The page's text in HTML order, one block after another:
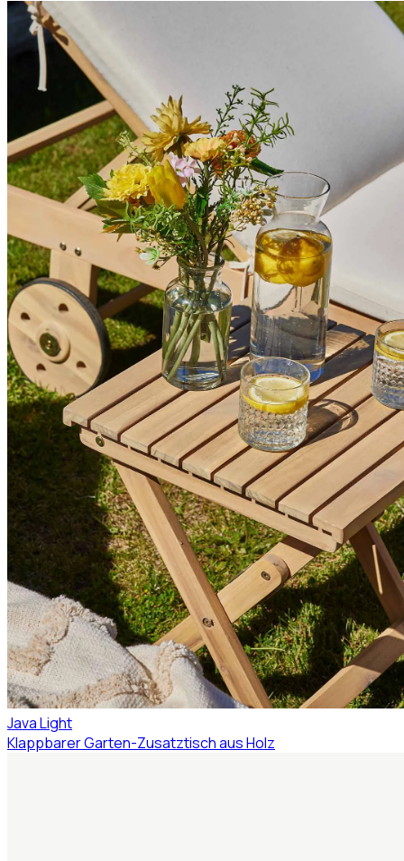
Java Light
Klappbarer Garten-Zusatztisch aus Holz